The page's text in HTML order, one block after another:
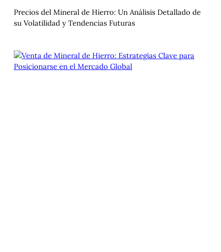
Precios del Mineral de Hierro: Un Análisis Detallado de
su Volatilidad y Tendencias Futuras